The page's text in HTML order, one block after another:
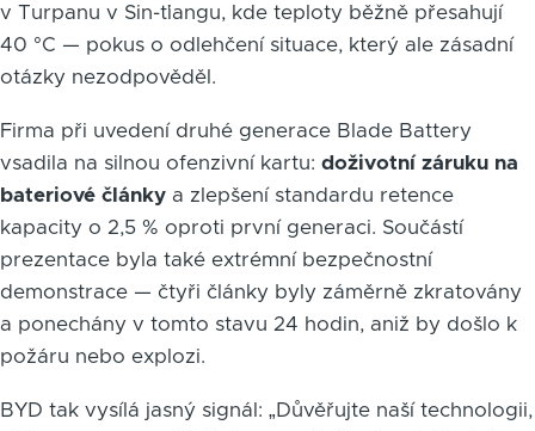
v Turpanu v Sin-ťiangu, kde teploty běžně přesahují
40 °C — pokus o odlehčení situace, který ale zásadní
otázky nezodpověděl.
Firma při uvedení druhé generace Blade Battery
vsadila na silnou ofenzivní kartu: doživotní záruku na
bateriové články a zlepšení standardu retence
kapacity o 2,5 % oproti první generaci. Součástí
prezentace byla také extrémní bezpečnostní
demonstrace — čtyři články byly záměrně zkratovány
a ponechány v tomto stavu 24 hodin, aniž by došlo k
požáru nebo explozi.
BYD tak vysílá jasný signál: „Důvěřujte naší technologii,